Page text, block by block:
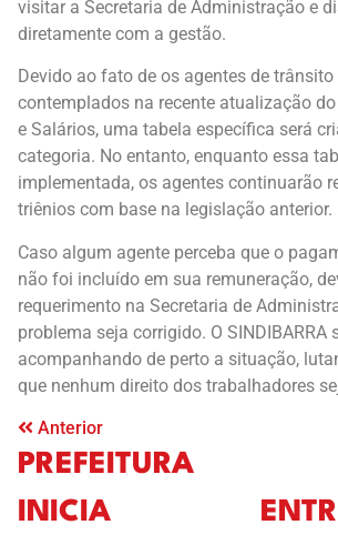
visitar a Secretaria de Administração e
diretamente com a gestão.
Devido ao fato de os agentes de
contemplados na recente atualização
e Salários, uma tabela específica será
categoria. No entanto, enquanto essa
implementada, os agentes continuarão
triênios com base na legislação anterior.
Caso algum agente perceba que o
não foi incluído em sua remuneração,
requerimento na Secretaria de
problema seja corrigido. O SINDIBARRA
acompanhando de perto a situação,
que nenhum direito dos trabalhadores
Anterior
PREFEITURA
INICIA